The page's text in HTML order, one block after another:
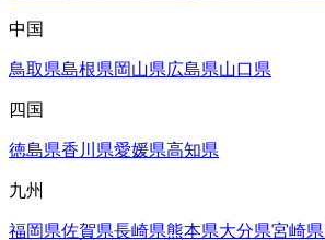
中国
鳥取県島根県岡山県広島県山口県
四国
徳島県香川県愛媛県高知県
九州
福岡県佐賀県長崎県熊本県大分県宮崎県